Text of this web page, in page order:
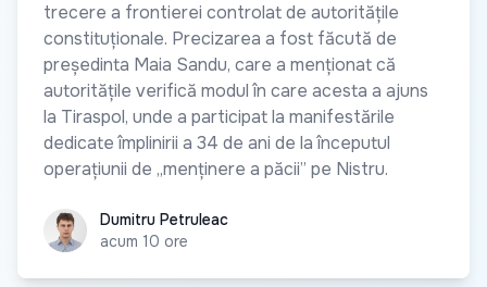
trecere a frontierei controlat de autoritățile
constituționale. Precizarea a fost făcută de
președinta Maia Sandu, care a menționat că
autoritățile verifică modul în care acesta a ajuns
la Tiraspol, unde a participat la manifestările
dedicate împlinirii a 34 de ani de la începutul
operațiunii de „menținere a păcii” pe Nistru.
Dumitru Petruleac
Dumitru Petruleac
acum 10 ore